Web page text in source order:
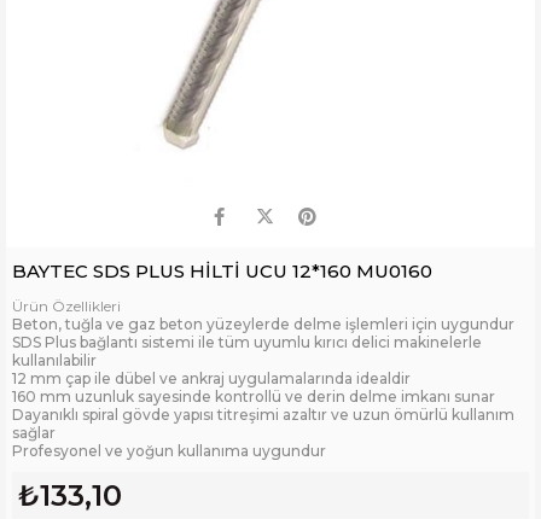
BAYTEC SDS PLUS HİLTİ UCU 12*160 MU0160
Ürün Özellikleri
Beton, tuğla ve gaz beton yüzeylerde delme işlemleri için uygundur
SDS Plus bağlantı sistemi ile tüm uyumlu kırıcı delici makinelerle
kullanılabilir
12 mm çap ile dübel ve ankraj uygulamalarında idealdir
160 mm uzunluk sayesinde kontrollü ve derin delme imkanı sunar
Dayanıklı spiral gövde yapısı titreşimi azaltır ve uzun ömürlü kullanım
sağlar
Profesyonel ve yoğun kullanıma uygundur
₺133,10